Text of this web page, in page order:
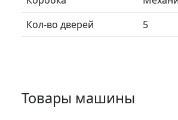
Кол-во дверей
5
Товары машины